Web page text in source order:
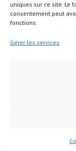
uniques sur ce site. Le
consentement peut
fonctions.
Gérer les services